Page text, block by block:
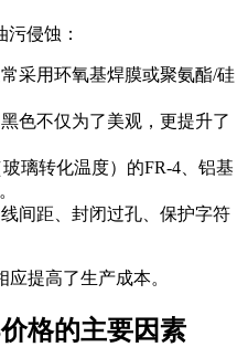
侵蚀：
常采用环氧基焊膜或聚氨酯/硅
黑色不仅为了美观，更提升了
玻璃转化温度）的FR-4、铝基
间距、封闭过孔、保护字符
提高了生产成本。
格的主要因素